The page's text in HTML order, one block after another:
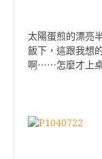
太陽蛋煎的漂亮
飯下，這跟我想
啊 ⋯⋯怎麼才上